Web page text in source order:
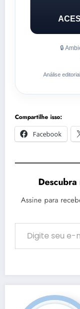
🔒
Análise
Compartilhe isso:
Facebook
Assine para
Digite seu e-mail…